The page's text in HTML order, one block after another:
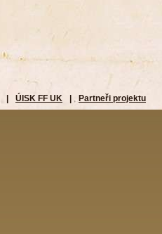
ÚISK FF UK Partneři projektu